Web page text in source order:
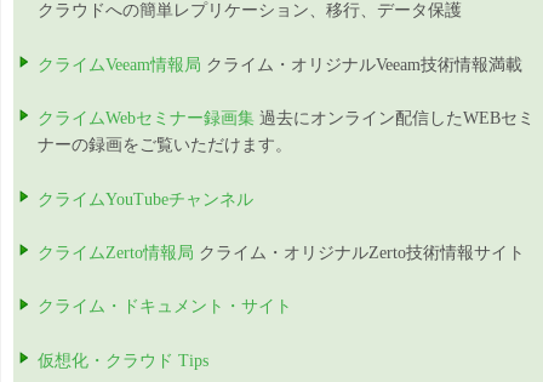
クラウドへの簡単レプリケーション、移行、データ保護
クライムVeeam情報局 クライム・オリジナルVeeam技術情報満載
クライムWebセミナー録画集 過去にオンライン配信したWEBセミ
ナーの録画をご覧いただけます。
クライムYouTubeチャンネル
クライムZerto情報局 クライム・オリジナルZerto技術情報サイト
クライム・ドキュメント・サイト
仮想化・クラウド Tips